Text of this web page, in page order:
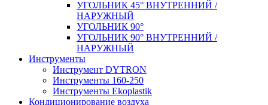
УГОЛЬНИК 45° ВНУТРЕННИЙ /
НАРУЖНЫЙ
УГОЛЬНИК 90°
УГОЛЬНИК 90° ВНУТРЕННИЙ /
НАРУЖНЫЙ
Инструменты
Инструмент DYTRON
Инструменты 160-250
Инструменты Ekoplastik
Кондиционирование воздуха